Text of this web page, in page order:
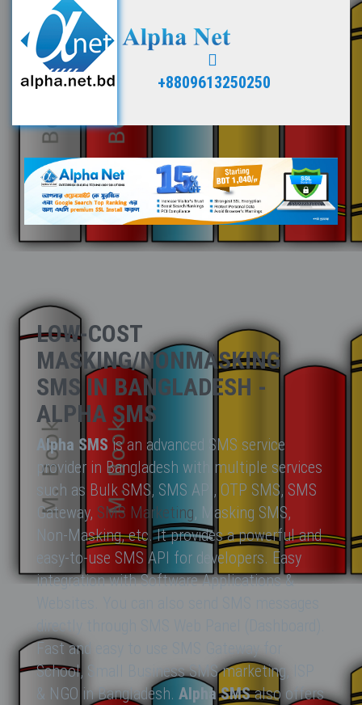
+8809613250250
LOW-COST
MASKING/NONMASKING
SMS IN BANGLADESH -
ALPHA SMS
Alpha SMS is an advanced SMS service
provider in Bangladesh with multiple services
such as Bulk SMS, SMS API, OTP SMS, SMS
Gateway, SMS Marketing, Masking SMS,
Non-Masking, etc. It provides a powerful and
easy-to-use SMS API for developers. Easy
integration with Software Applications &
directly through SMS Web Panel (Dashboard).
Fast and easy to use SMS Gateway for
School, Small Business SMS marketing, ISP
& NGO in Bangladesh. Alpha SMSalso offers